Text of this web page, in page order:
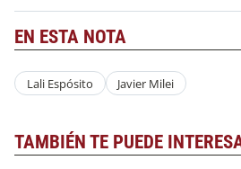
EN ESTA NOTA
Lali Espósito Javier Milei
TAMBIÉN TE PUEDE